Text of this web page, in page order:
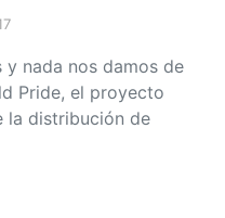
y nada nos damos de
Pride, el proyecto
la distribución de